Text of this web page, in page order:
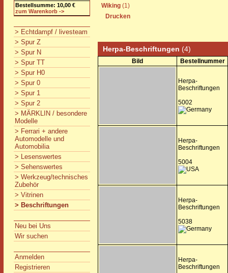
Bestellsumme: 10,00 €
zum Warenkorb ->
> Echtdampf / livesteam
> Spur Z
> Spur N
> Spur TT
> Spur H0
> Spur 0
> Spur 1
> Spur 2
> MÄRKLIN / besondere
Modelle
> Ferrari + andere
Automodelle und
Automobilia
> Lesenswertes
> Sehenswertes
> Werkzeug/technisches
Zubehör
> Vitrinen
> Beschriftungen
Neu bei Uns
Wir suchen
Anmelden
Registrieren
Wiking (1)
Drucken
Herpa-Beschriftungen (4)
Bild Bestellnummer
Herpa-
Beschriftungen
5002
Herpa-
Beschriftungen
5004
Herpa-
Beschriftungen
5038
Herpa-
Beschriftungen